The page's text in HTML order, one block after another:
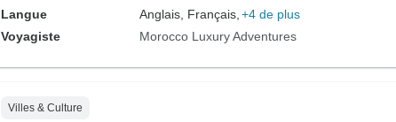
Langue
Anglais, Français, +4 de plus
Voyagiste
Morocco Luxury Adventures
Villes & Culture